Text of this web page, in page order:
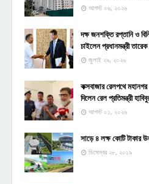
আগস্ট ০৬, ২০২৬
দক্ষ জনশক্তি রপ্তানি ও
চাইলেন প্রধানমন্ত্রী
জুলাই ২৯, ২০২৬
কক্সবাজার রেলপথে
দিলেন রেল প্রতিমন্ত্রী
আগস্ট ০১, ২০২৬
সাড়ে ৪ লক্ষ কোটি টাকার
ডিসেম্বর ২৮, ২০১৯